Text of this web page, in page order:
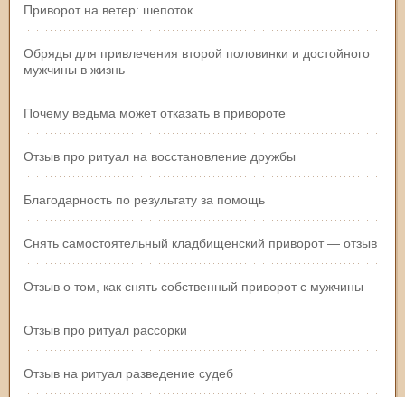
Приворот на ветер: шепоток
Обряды для привлечения второй половинки и достойного
мужчины в жизнь
Почему ведьма может отказать в привороте
Отзыв про ритуал на восстановление дружбы
Благодарность по результату за помощь
Снять самостоятельный кладбищенский приворот — отзыв
Отзыв о том, как снять собственный приворот с мужчины
Отзыв про ритуал рассорки
Отзыв на ритуал разведение судеб